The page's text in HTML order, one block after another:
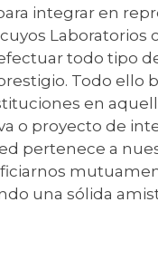
integrar en
todo tipo
Todo
en
o proyecto de
pertenece a
una sólida